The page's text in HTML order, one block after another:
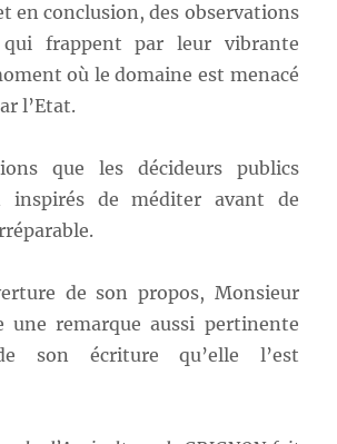
en conclusion, des observations
frappent par leur vibrante
où le domaine est menacé
l’Etat.
que les décideurs publics
inspirés de méditer avant de
de son propos, Monsieur
une remarque aussi pertinente
son écriture qu’elle l’est